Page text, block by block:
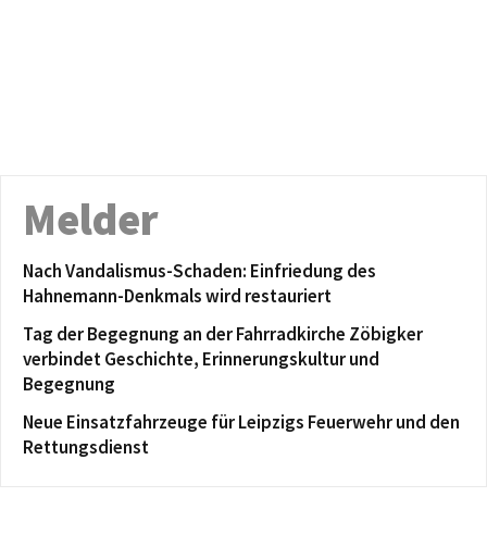
Melder
Nach Vandalismus-Schaden: Einfriedung des
Hahnemann-Denkmals wird restauriert
Tag der Begegnung an der Fahrradkirche Zöbigker
verbindet Geschichte, Erinnerungskultur und
Begegnung
Neue Einsatzfahrzeuge für Leipzigs Feuerwehr und den
Rettungsdienst